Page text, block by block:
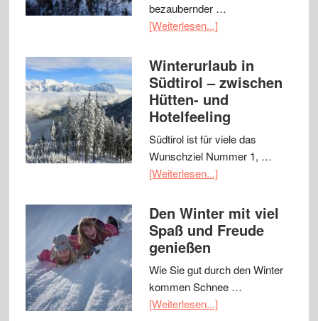
bezaubernder …
[Weiterlesen...]
Winterurlaub in
Südtirol – zwischen
Hütten- und
Hotelfeeling
Südtirol ist für viele das
Wunschziel Nummer 1, …
[Weiterlesen...]
Den Winter mit viel
Spaß und Freude
genießen
Wie Sie gut durch den Winter
kommen Schnee …
[Weiterlesen...]